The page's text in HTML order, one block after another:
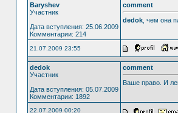
Baryshev
Участник
Дата вступления: 25.06.2009
Комментарии: 214
comment
dedok , чем она
21.07.2009 23:55
dedok
Участник
Дата вступления: 05.07.2009
Комментарии: 1892
comment
Ваше право. И
22.07.2009 00:20